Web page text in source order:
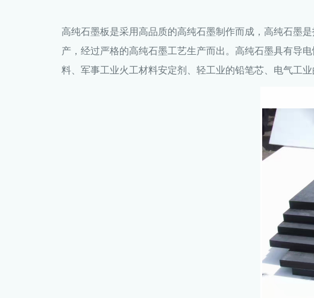
高纯石墨板是采用高品质的高纯石墨制作而成，高纯石墨
产，经过严格的高纯石墨工艺生产而出。高纯石墨具有导
料、军事工业火工材料安定剂、轻工业的铅笔芯、电气工